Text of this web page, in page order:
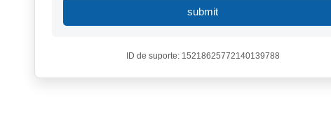
submit
ID de suporte: 15218625772140139788